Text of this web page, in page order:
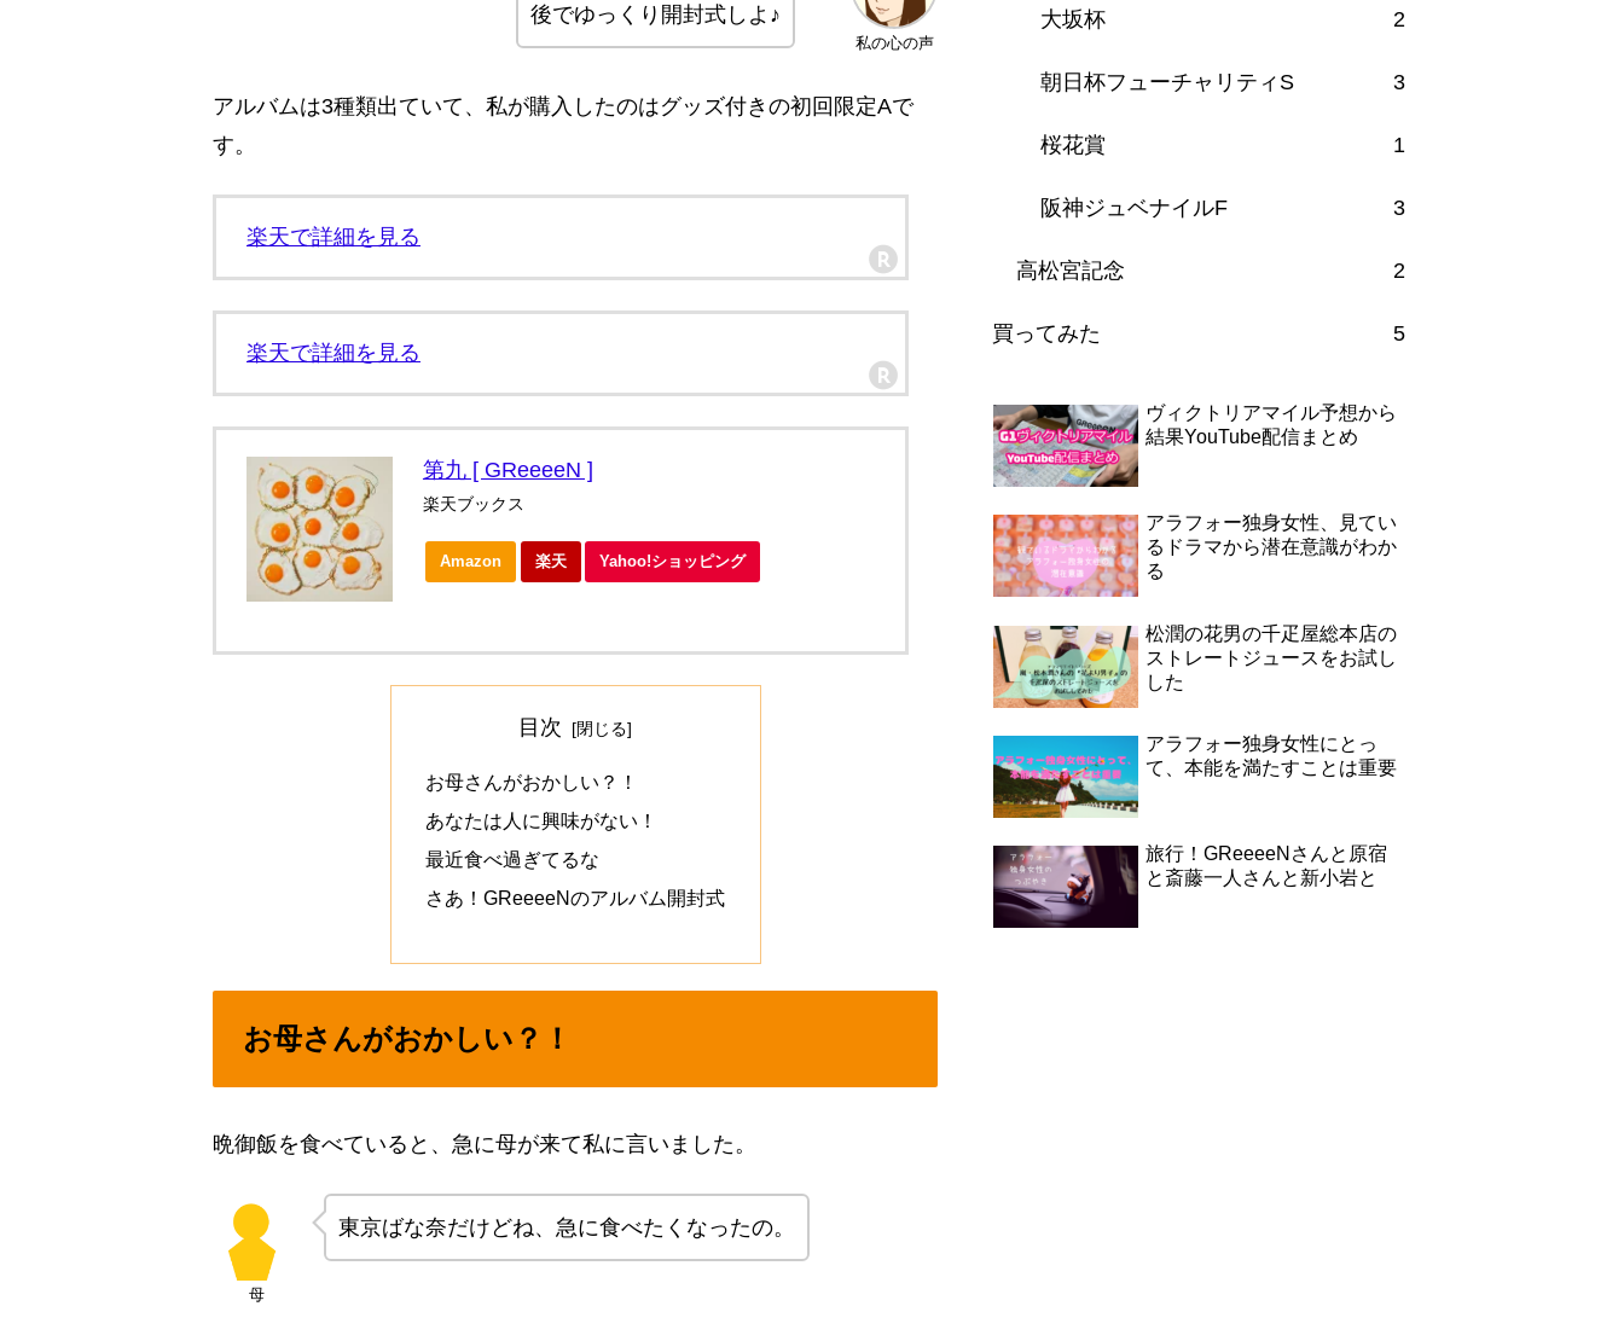
私の心の声
後でゆっくり開封式しよ♪
アルバムは3種類出ていて、私が購入したのはグッズ付きの初回限定Aで
す。
楽天で詳細を見る
楽天で詳細を見る
第九 [ GReeeeN ]
楽天ブックス
Amazon 楽天 Yahoo!ショッピング
目次
お母さんがおかしい？！
あなたは人に興味がない！
最近食べ過ぎてるな
さあ！GReeeeNのアルバム開封式
お母さんがおかしい？！
晩御飯を食べていると、急に母が来て私に言いました。
母
東京ばな奈だけどね、急に食べたくなったの。
大坂杯 2
朝日杯フューチャリティS 3
桜花賞 1
阪神ジュベナイルF 3
高松宮記念 2
買ってみた 5
ヴィクトリアマイル予想から
結果YouTube配信まとめ
アラフォー独身女性、見てい
るドラマから潜在意識がわか
る
松潤の花男の千疋屋総本店の
ストレートジュースをお試し
した
アラフォー独身女性にとっ
て、本能を満たすことは重要
旅行！GReeeeNさんと原宿
と斎藤一人さんと新小岩と